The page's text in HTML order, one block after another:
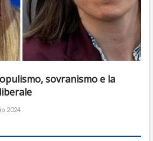
sovranismo e la
2024